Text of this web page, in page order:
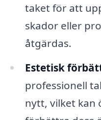
taket för att
skador eller
åtgärdas.
Estetisk
professionell
nytt, vilket kan